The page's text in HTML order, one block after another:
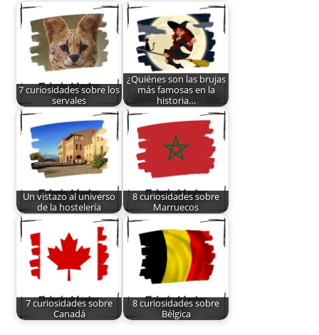
7 curiosidades sobre los
servales
¿Quiénes son las brujas
más famosas en la
historia…
Un vistazo al universo
de la hostelería
8 curiosidades sobre
Marruecos
7 curiosidades sobre
Canadá
8 curiosidades sobre
Bélgica